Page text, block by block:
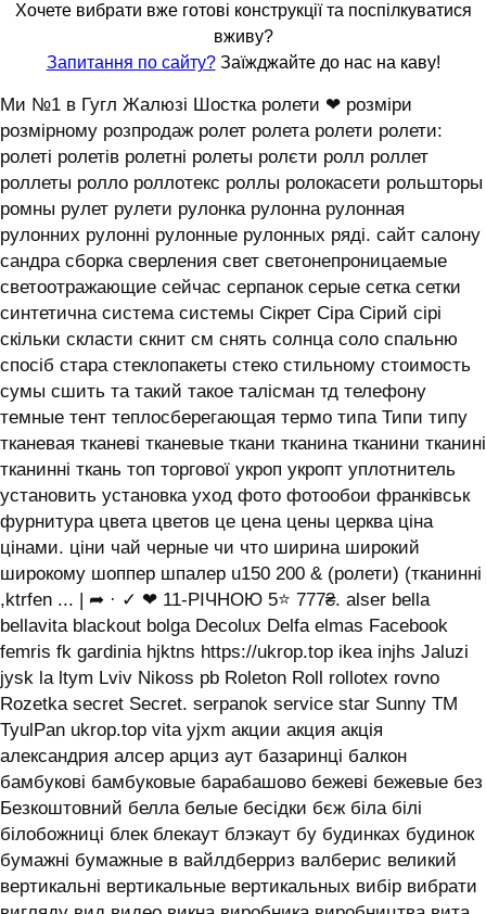
Хочете вибрати вже готові конструкції та поспілкуватися
вживу?
Запитання по сайту?Заїжджайте до нас на каву!
Ми №1 в Гугл Жалюзі Шостка ролети ❤ розміри
розмірному розпродаж ролет ролета ролети ролети:
ролеті ролетів ролетні ролеты ролєти ролл роллет
роллеты ролло роллотекс роллы ролокасети рольшторы
ромны рулет рулети рулонка рулонна рулонная
рулонних рулонні рулонные рулонных ряді. сайт салону
сандра сборка сверления свет светонепроницаемые
светоотражающие сейчас серпанок серые сетка сетки
синтетична система системы ‎Сікрет Сіра Сірий сірі
скільки скласти скнит см снять солнца соло спальню
спосіб стара стеклопакеты стеко стильному стоимость
сумы сшить та такий такое талісман тд телефону
темные тент теплосберегающая термо типа Типи типу
тканевая тканеві тканевые ткани тканина тканини тканині
тканинні ткань топ торгової укроп укропт уплотнитель
установить установка уход фото фотообои франківськ
фурнитура цвета цветов це цена цены церква ціна
цінами. ціни чай черные чи что ширина широкий
широкому шоппер шпалер u150 200 & (ролети) (тканинні
,ktrfen ... | ➦ · ✓ ❤ 11-РІЧНОЮ 5⭐ 777₴. alser bella
bellavita blackout bolga Decolux Delfa elmas Facebook
femris fk gardinia hjktns https://ukrop.top ikea injhs Jaluzi
jysk la ltym Lviv Nikoss pb Roleton Roll rollotex rovno
Rozetka secret Secret. serpanok service star Sunny TM
TyulPan ukrop.top vita yjxm акции акция акція
александрия алсер арциз аут базаринці балкон
бамбукові бамбуковые барабашово бежеві бежевые без
Безкоштовний белла белые бесідки бєж біла білі
білобожниці блек блекаут блэкаут бу будинках будинок
бумажні бумажные в вайлдберриз валберис великий
вертикальні вертикальные вертикальных вибір вибрати